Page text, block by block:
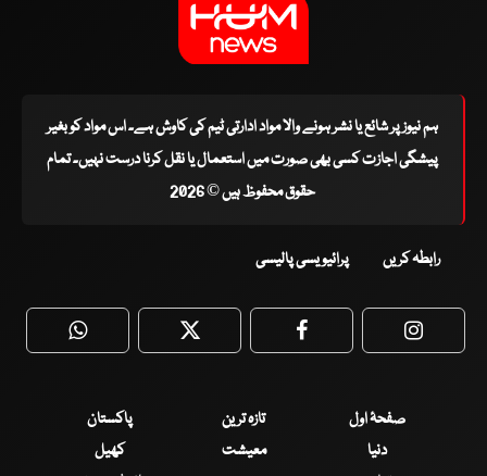
ہم نیوز پر شائع یا نشر ہونے والا مواد ادارتی ٹیم کی کاوش ہے۔ اس مواد کو بغیر
پیشگی اجازت کسی بھی صورت میں استعمال یا نقل کرنا درست نہیں۔ تمام
حقوق محفوظ ہیں © 2026
رابطہ کریں پرائیویسی پالیسی
WhatsApp Twitter Facebook
صفحۂ اول تازہ ترین
پاکستان
دنیا
معیشت
کھیل